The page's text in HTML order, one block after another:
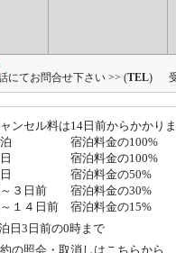
にてお問合せ下さい >> (TEL)
ンセル料は14日前からかかりま
泊 宿泊料金の100%
日 宿泊料金の100%
日 宿泊料金の50%
～３日前 宿泊料金の30%
～１４日前 宿泊料金の15%
日3日前の0時まで
の照会・取消しはこちらから